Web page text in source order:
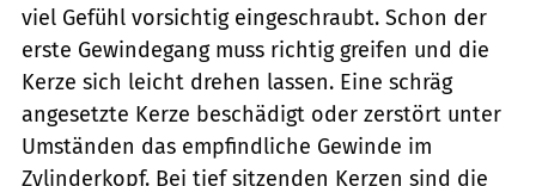
viel Gefühl vorsichtig eingeschraubt. Schon der
erste Gewindegang muss richtig greifen und die
Kerze sich leicht drehen lassen. Eine schräg
angesetzte Kerze beschädigt oder zerstört unter
Umständen das empfindliche Gewinde im
Zylinderkopf. Bei tief sitzenden Kerzen sind die